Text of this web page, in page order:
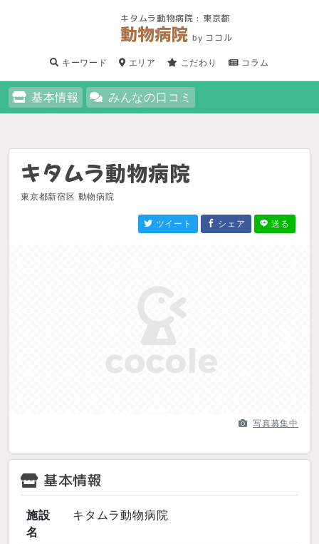
キタムラ動物病院 : 東京都
動物病院by ココル
キーワード エリア こだわり コラム
基本情報 みんなの口コミ
キタムラ動物病院
東京都新宿区 動物病院
ツイート シェア 送る
写真募集中
基本情報
施設
名
キタムラ動物病院